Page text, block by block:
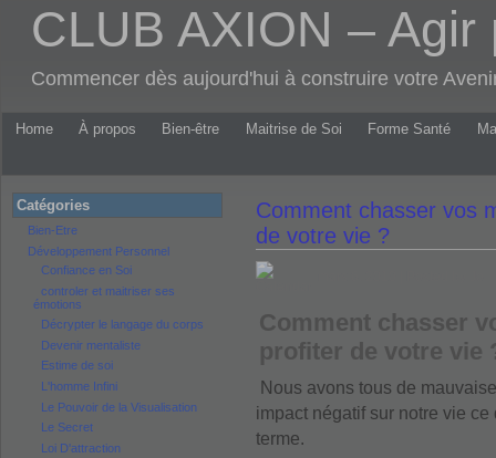
CLUB AXION –
Commencer dès aujourd'hui à construire votre
Home À propos Bien-être Maitrise de Soi Forme Santé
Catégories
Bien-Etre
Développement Personnel
Confiance en Soi
controler et maitriser ses
émotions
Décrypter le langage du corps
Devenir mentaliste
Estime de soi
L'homme Infini
Le Pouvoir de la Visualisation
Le Secret
Loi D'attraction
Comment chasser vos
de votre vie ?
Comment chasser
profiter de votre vie
Nous avons tous de
impact négatif sur notre vie
terme.